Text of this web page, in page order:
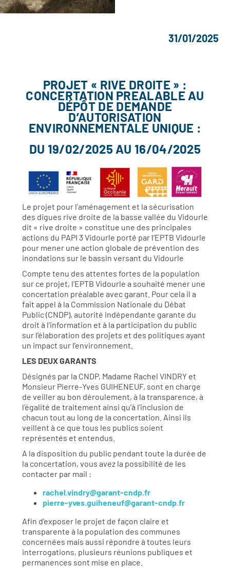
31/01/2025
PROJET « RIVE DROITE » :
CONCERTATION PREALABLE AU
DÉPÔT DE DEMANDE
D’AUTORISATION
ENVIRONNEMENTALE UNIQUE :
DU 19/02/2025 AU 16/04/2025
Le projet pour l’aménagement et la sécurisation
des digues rive droite de la basse vallée du Vidourle
dit « rive droite » constitue une des principales
actions du PAPI 3 Vidourle porté par l’EPTB Vidourle
pour mener une action globale de prévention des
inondations sur le bassin versant du Vidourle
Compte tenu des attentes fortes de la population
sur ce projet, l’EPTB Vidourle a souhaité mener une
concertation préalable avec garant. Pour cela il a
fait appel à la Commission Nationale du Débat
Public (CNDP), autorité indépendante garante du
droit à l’information et à la participation du public
sur l’élaboration des projets et des politiques ayant
un impact sur l’environnement.
LES DEUX GARANTS
Désignés par la CNDP, Madame Rachel VINDRY et
Monsieur Pierre-Yves GUIHENEUF, sont en charge
de veiller au bon déroulement, à la transparence, à
l’égalité de traitement ainsi qu’à l’inclusion de
chacun tout au long de la concertation. Ainsi ils
veillent à ce que tous les publics soient
représentés et entendus.
A la disposition du public pendant toute la durée de
la concertation, vous avez la possibilité de les
contacter par mail :
rachel.vindry@garant-cndp.fr
pierre-yves.guiheneuf@garant-cndp.fr
Afin d’exposer le projet de façon claire et
transparente à la population des communes
concernées mais aussi répondre à toutes leurs
interrogations, plusieurs réunions publiques et
permanences sont mise en place.